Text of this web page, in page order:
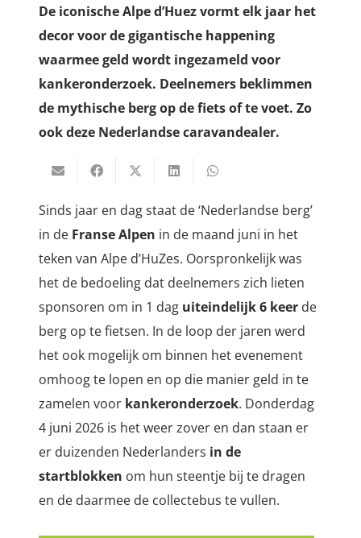
De iconische Alpe d’Huez vormt elk jaar het
decor voor de gigantische happening
waarmee geld wordt ingezameld voor
kankeronderzoek. Deelnemers beklimmen
de mythische berg op de fiets of te voet. Zo
ook deze Nederlandse caravandealer.
Sinds jaar en dag staat de ‘Nederlandse berg’
in de Franse Alpen in de maand juni in het
teken van Alpe d’HuZes. Oorspronkelijk was
het de bedoeling dat deelnemers zich lieten
sponsoren om in 1 dag uiteindelijk 6 keer de
berg op te fietsen. In de loop der jaren werd
het ook mogelijk om binnen het evenement
omhoog te lopen en op die manier geld in te
zamelen voor kankeronderzoek. Donderdag
4 juni 2026 is het weer zover en dan staan er
er duizenden Nederlanders in de
startblokken om hun steentje bij te dragen
en de daarmee de collectebus te vullen.